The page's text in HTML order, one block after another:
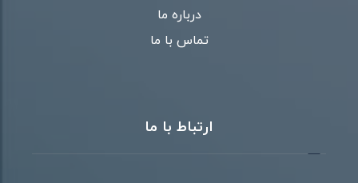
درباره ما
تماس با ما
ارتباط با ما